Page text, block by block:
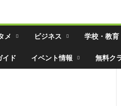
メ ビジネス 学校・教育
イド イベント情報 無料ク